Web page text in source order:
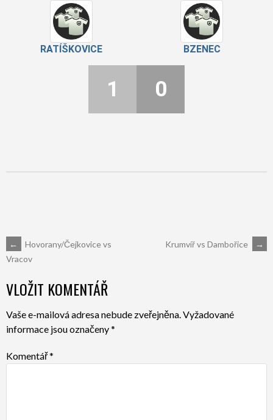
RATÍŠKOVICE BZENEC
1 0
POST
NAVIGATION
←
Hovorany/Čejkovice vs
Vracov
Krumvíř vs Dambořice →
VLOŽIT KOMENTÁŘ
Vaše e-mailová adresa nebude zveřejněna.Vyžadované
informace jsou označeny*
Komentář*